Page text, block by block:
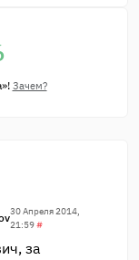
Зачем?
30 Апреля 2014,
21:59#
за